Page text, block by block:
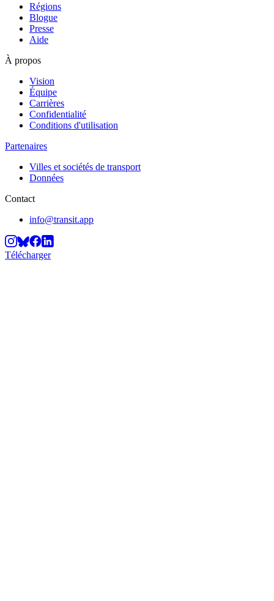
Régions
Blogue
Presse
Aide
À propos
Vision
Équipe
Carrières
Confidentialité
Conditions d'utilisation
Partenaires
Villes et sociétés de transport
Données
Contact
info@transit.app
Télécharger